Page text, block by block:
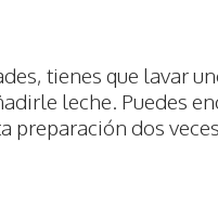
tienes que lavar
leche. Puedes
preparación dos